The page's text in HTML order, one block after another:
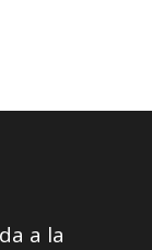
a la